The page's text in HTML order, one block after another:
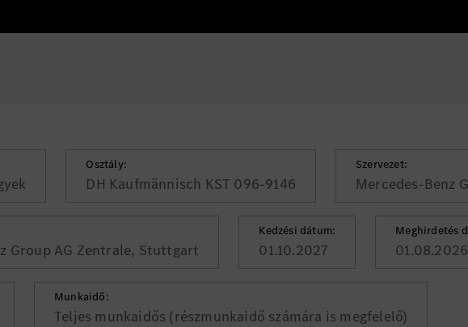
Osztály:
DH Kaufmännisch KST 096-9146
Szervezet:
Mercedes-Benz
Group AG Zentrale, Stuttgart
Kedzési dátum:
01.10.2027
Meghirdetés
01.08.2026
Munkaidő:
Teljes munkaidős (részmunkaidő számára is megfelelő)